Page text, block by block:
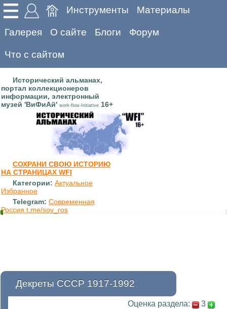
Инструменты Материалы
Галерея О сайте Блоги Форум
Что с сайтом
Исторический альманах,
портал коллекционеров
информации, электронный
музей 'ВиФиАй' work-flow-Initiative 16+
СОХРАНИ СВОЮ ИСТОРИЮ
НА СТРАНИЦАХ WFI
Категории: Актуальное
Избранное
Telegram: Современная
Россия t.me/sov_ros
Декреты СССР 1917-1992
Оценка раздела:
3